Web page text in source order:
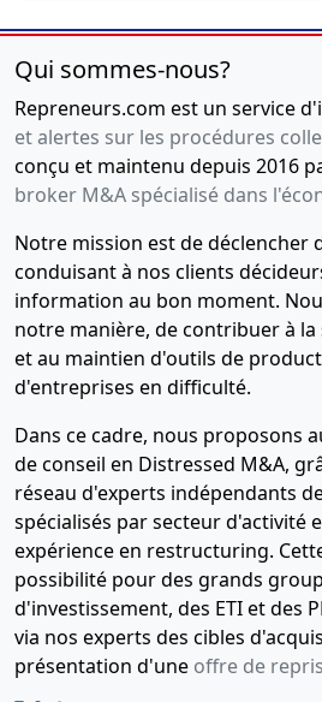
20-
11-
Opérations de crédit-bail en
: 30-08-2023)
Montant : 19 064 EUR
Date d'inscription :17-01-2023
Date de fin :17-01-2028
Créancier : CREDIT MUTUEL
Reflets Tour D2 92988 Paris La
Adresse du créancier : 17bis
COURBEVOIE
Mentions :Numero de
2023CBA00079 La présente
contre SAS BL FORMATION Date
20 PC DELL LATITUDE
Opérations de crédit-bail en
: 30-08-2023)
Montant :4 308 EUR
Date d'inscription :30-12-2022
Date de fin :30-12-2027
Créancier :CREDIT MUTUEL
Reflets Tour D2 92988 Paris La
Qui sommes-nous?
Repreneurs.com est un service
et alertes sur les procédures
conçu et maintenu depuis 2016
broker M&A spécialisé dans
Notre mission est de déclencher
conduisant à nos clients
information au bon moment.
notre manière, de contribuer à
et au maintien d'outils de
d'entreprises en difficulté.
Dans ce cadre, nous proposons
de conseil en Distressed M&A,
réseau d'experts indépendants
spécialisés par secteur d'activité
expérience en restructuring.
possibilité pour des grands
d'investissement, des ETI et des
via nos experts des cibles
présentation d'une offre de